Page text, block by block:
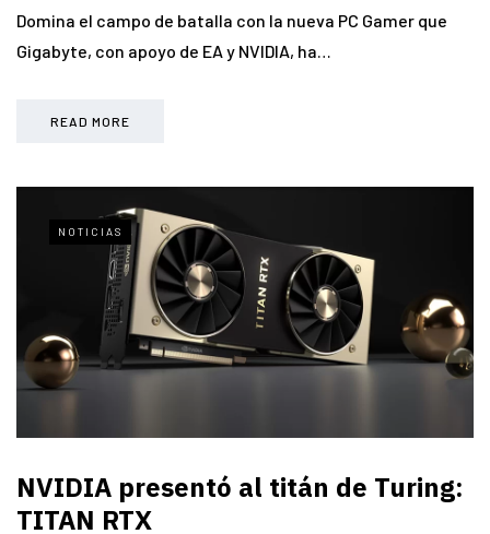
Domina el campo de batalla con la nueva PC Gamer que
Gigabyte, con apoyo de EA y NVIDIA, ha…
READ MORE
NOTICIAS
NVIDIA presentó al titán de Turing:
TITAN RTX